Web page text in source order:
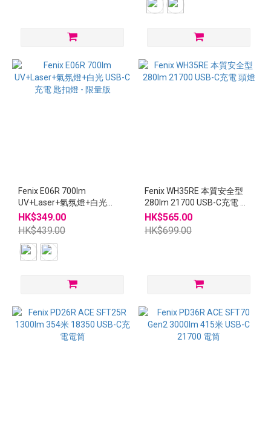
Fenix E06R 700lm
UV+Laser+氣氛燈+白光
USB-C充電 匙扣燈 - 限量版
HK$349.00
HK$439.00
Fenix WH35RE 本質安全型
280lm 21700 USB-C充電 頭
燈
HK$565.00
HK$699.00